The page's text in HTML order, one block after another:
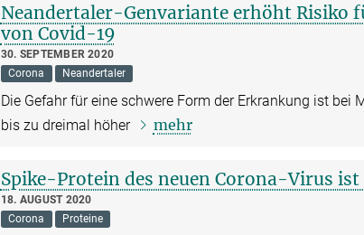
Neandertaler-Genvariante erhöht Risiko
von Covid-19
30. SEPTEMBER 2020
Corona
Neandertaler
Die Gefahr für eine schwere Form der Erkrankung ist bei
bis zu dreimal höher
mehr
Spike-Protein des neuen Corona-Virus
18. AUGUST 2020
Corona
Proteine